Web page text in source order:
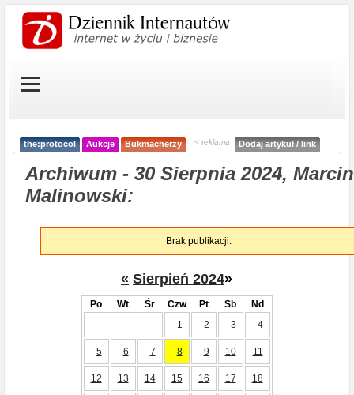
the:protocol Aukcje Bukmacherzy < reklama Dodaj artykuł / link
Archiwum - 30 Sierpnia 2024, Marcin
Malinowski:
Brak publikacji.
« Sierpień 2024»
Po Wt Śr Czw Pt Sb
Nd
1
2 3 4
5 6 7 8 9 10 11
12 13 14 15 16 17 18